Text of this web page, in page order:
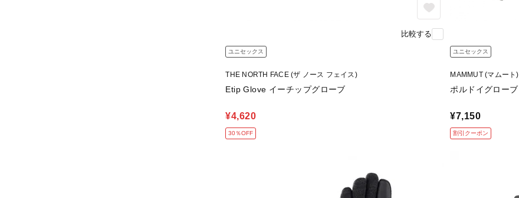
比較する
ユニセックス
THE NORTH FACE (ザ ノース フェイス)
Etip Glove イーチップグローブ
¥4,620
30％OFF
ユニセックス
MAMMUT (マムート)
ポルドイグローブ
¥7,150
割引クーポン